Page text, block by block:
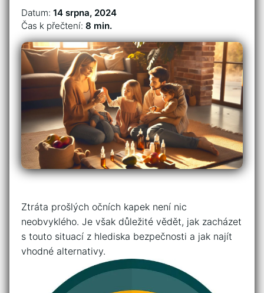
Datum: 14 srpna, 2024
Čas k přečtení: 8 min.
Ztráta ‌prošlých očních kapek není ‌nic
neobvyklého. Je ⁢však ⁤důležité vědět, jak​ zacházet
s touto situací ​z hlediska ⁢bezpečnosti a jak najít
vhodné alternativy.